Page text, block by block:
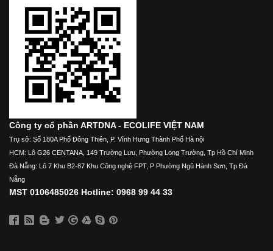
Công ty cổ phần ARTDNA - ECOLIFE VIỆT NAM
Trụ sở: Số 180A Phố Đông Thiên, P. Vĩnh Hưng Thành Phố Hà nội
HCM: Lô G26 CENTANA, 149 Trường Lưu, Phường Long Trường, Tp Hồ Chí Minh
Đà Nẵng: Lô 7 Khu B2-87 Khu Công nghệ FPT, P Phường Ngũ Hành Sơn, Tp Đà
Nẵng
MST 0106485026 Hotline: 0968 99 44 33